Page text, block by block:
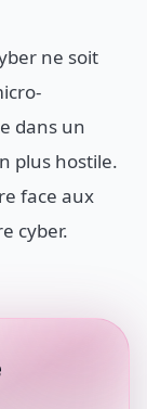
ne soit
dans un
plus hostile.
face aux
cyber.